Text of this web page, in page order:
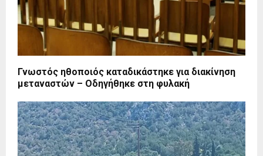
Γνωστός ηθοποιός καταδικάστηκε για διακίνηση
μεταναστών – Οδηγήθηκε στη φυλακή